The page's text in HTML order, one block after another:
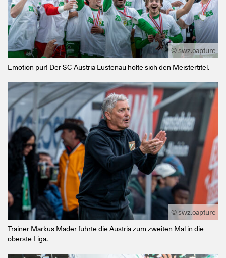
© swz.capture
Emotion pur! Der SC Austria Lustenau holte sich den Meistertitel.
© swz.capture
Trainer Markus Mader führte die Austria zum zweiten Mal in die
oberste Liga.